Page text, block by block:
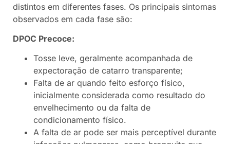
distintos em diferentes fases. Os principais sintomas
observados em cada fase são:
DPOC Precoce:
Tosse leve, geralmente acompanhada de
expectoração de catarro transparente;
Falta de ar quando feito esforço físico,
inicialmente considerada como resultado do
envelhecimento ou da falta de
condicionamento físico.
A falta de ar pode ser mais perceptível durante